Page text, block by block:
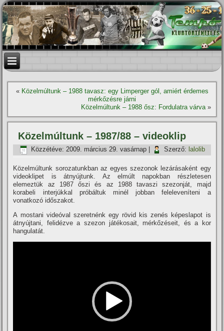
« Közelmúltunk – 1988 tavasz: egy Limperger gól, amiért érdemes
mérkőzésre járni
Közelmúltunk – 1988 ősz: Fordulatra várva»
Közelmúltunk – 1987/88 – videoklip
Közzétéve: 2009. március 29. vasárnap Szerző: lalolib
Közelmúltunk sorozatunkban az egyes szezonok lezárásaként egy
videoklipet is átnyújtunk. Az elmúlt napokban részletesen
elemeztük az 1987 őszi és az 1988 tavaszi szezonját, majd
korabeli interjúkkal próbáltuk minél jobban felelevení­teni a
vonatkozó időszakot.
A mostani videóval szeretnénk egy rövid kis zenés képeslapot is
átnyújtani, felidézve a szezon játékosait, mérkőzéseit, és a kor
hangulatát.